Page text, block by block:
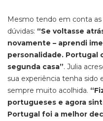
Mesmo tendo em conta
dúvidas: “Se voltasse
novamente – aprendi
personalidade. Portugal
segunda casa”. Julia
sua experiência tenha
sempre muito acolhida.
portugueses e agora
Portugal foi a melhor